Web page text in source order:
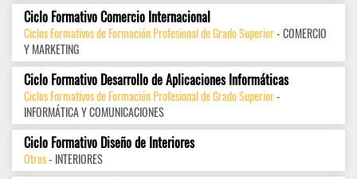
Ciclo Formativo Comercio Internacional
Ciclos Formativos de Formación Profesional de Grado Superior- COMERCIO
Y MARKETING
Ciclo Formativo Desarrollo de Aplicaciones Informáticas
Ciclos Formativos de Formación Profesional de Grado Superior-
INFORMÁTICA Y COMUNICACIONES
Ciclo Formativo Diseño de Interiores
Otros- INTERIORES